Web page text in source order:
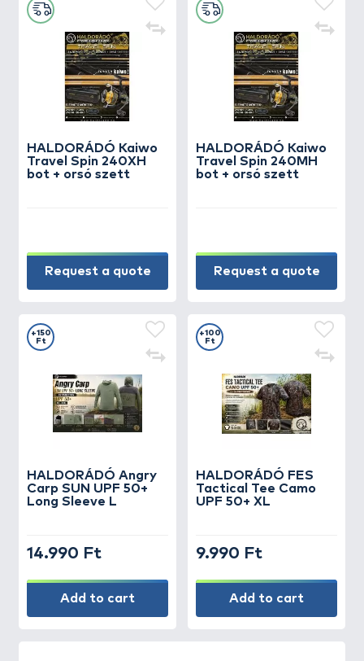
HALDORÁDÓ Kaiwo
Travel Spin 240XH
bot + orsó szett
Request a quote
HALDORÁDÓ Kaiwo
Travel Spin 240MH
bot + orsó szett
Request a quote
HALDORÁDÓ Angry
Carp SUN UPF 50+
Long Sleeve L
+150
Ft
14.990 Ft
Add to cart
HALDORÁDÓ FES
Tactical Tee Camo
UPF 50+ XL
+100
Ft
9.990 Ft
Add to cart